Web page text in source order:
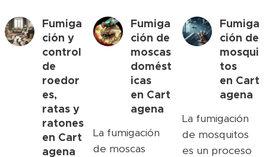
Fumiga
ción y
control
de
roedor
es,
ratas y
ratones
en Cart
agena
Fumiga
ción de
moscas
domést
icas
en Cart
agena
La fumigación
de moscas
Fumiga
ción de
mosqui
tos
en Cart
agena
La fumigación
de mosquitos
es un proceso